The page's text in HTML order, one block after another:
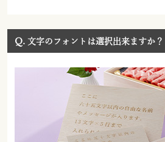
Q. 文字のフォントは選択出来ますか？